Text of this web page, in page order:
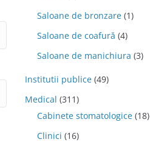
Saloane de bronzare (1)
Saloane de coafură (4)
Saloane de manichiura (3)
Institutii publice (49)
Medical (311)
Cabinete stomatologice (18)
Clinici (16)